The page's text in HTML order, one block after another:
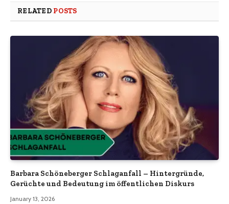
RELATED POSTS
Barbara Schöneberger Schlaganfall – Hintergründe,
Gerüchte und Bedeutung im öffentlichen Diskurs
January 13, 2026